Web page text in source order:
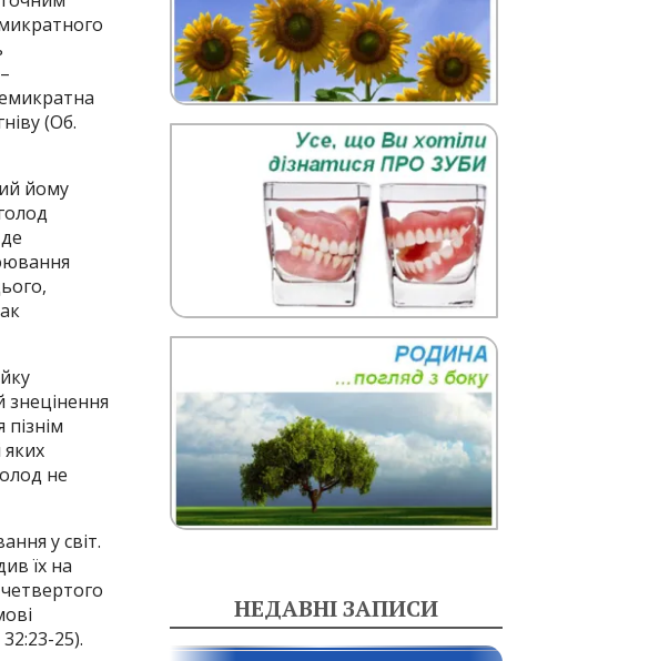
(Об.
йому
знецінення
не
у світ.
їх на
25).
НЕДАВНІ ЗАПИСИ